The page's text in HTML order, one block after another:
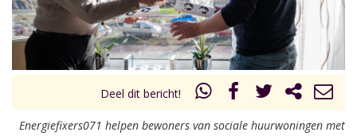
Deel dit bericht!
Energiefixers071 helpen bewoners van sociale huurwoningen met